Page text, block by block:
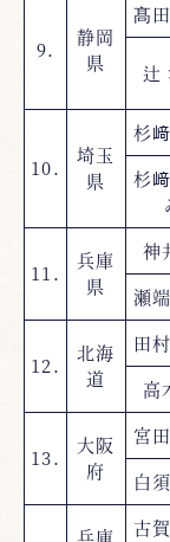
9.
静岡
県
髙
辻
10.
埼玉
県
杉
杉
11.
兵庫
県
神
瀬
12.
北海
道
田
高
13.
大阪
府
宮
白
兵庫
古